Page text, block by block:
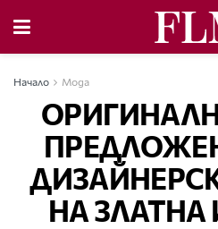
Начало Мода
НА ЗЛАТНА